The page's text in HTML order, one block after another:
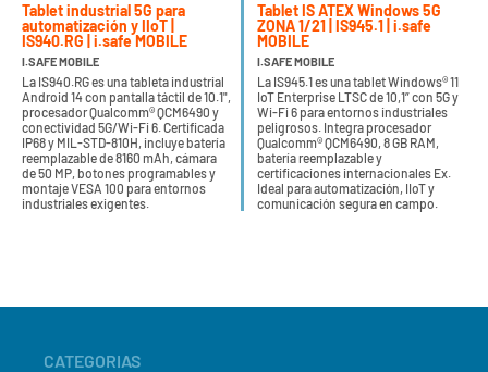
Tablet industrial 5G para
automatización y IIoT |
IS940.RG | i.safe MOBILE
I.SAFE MOBILE
La IS940.RG es una tableta industrial
Android 14 con pantalla táctil de 10.1",
procesador Qualcomm® QCM6490 y
conectividad 5G/Wi-Fi 6. Certificada
IP68 y MIL-STD-810H, incluye batería
reemplazable de 8160 mAh, cámara
de 50 MP, botones programables y
montaje VESA 100 para entornos
industriales exigentes.
Tablet IS ATEX Windows 5G
ZONA 1/21 | IS945.1 | i.safe
MOBILE
I.SAFE MOBILE
La IS945.1 es una tablet Windows® 11
IoT Enterprise LTSC de 10,1” con 5G y
Wi-Fi 6 para entornos industriales
peligrosos. Integra procesador
Qualcomm® QCM6490, 8 GB RAM,
batería reemplazable y
certificaciones internacionales Ex.
Ideal para automatización, IIoT y
comunicación segura en campo.
CATEGORIAS